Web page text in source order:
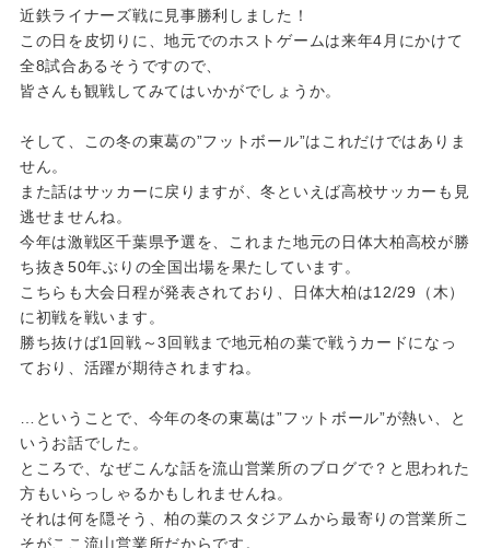
近鉄ライナーズ戦に見事勝利しました！
この日を皮切りに、地元でのホストゲームは来年4月にかけて
全8試合あるそうですので、
皆さんも観戦してみてはいかがでしょうか。
そして、この冬の東葛の”フットボール”はこれだけではありま
せん。
また話はサッカーに戻りますが、冬といえば高校サッカーも見
逃せませんね。
今年は激戦区千葉県予選を、これまた地元の日体大柏高校が勝
ち抜き50年ぶりの全国出場を果たしています。
こちらも大会日程が発表されており、日体大柏は12/29（木）
に初戦を戦います。
勝ち抜けば1回戦～3回戦まで地元柏の葉で戦うカードになっ
ており、活躍が期待されますね。
…ということで、今年の冬の東葛は”フットボール”が熱い、と
いうお話でした。
ところで、なぜこんな話を流山営業所のブログで？と思われた
方もいらっしゃるかもしれませんね。
それは何を隠そう、柏の葉のスタジアムから最寄りの営業所こ
そがここ流山営業所だからです。